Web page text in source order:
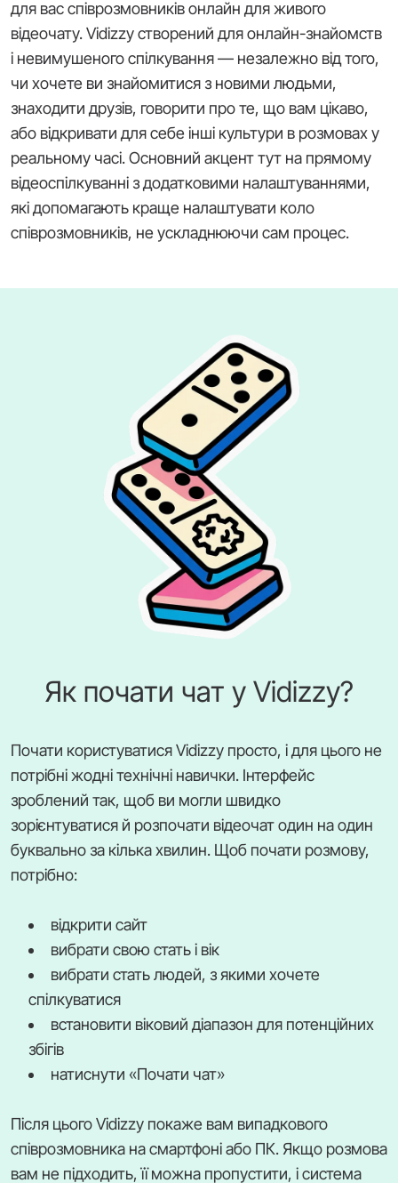
для вас співрозмовників онлайн для живого
відеочату. Vidizzy створений для онлайн-знайомств
і невимушеного спілкування — незалежно від того,
чи хочете ви знайомитися з новими людьми,
знаходити друзів, говорити про те, що вам цікаво,
або відкривати для себе інші культури в розмовах у
реальному часі. Основний акцент тут на прямому
відеоспілкуванні з додатковими налаштуваннями,
які допомагають краще налаштувати коло
співрозмовників, не ускладнюючи сам процес.
Як почати чат у Vidizzy?
Почати користуватися Vidizzy просто, і для цього не
потрібні жодні технічні навички. Інтерфейс
зроблений так, щоб ви могли швидко
зорієнтуватися й розпочати відеочат один на один
буквально за кілька хвилин. Щоб почати розмову,
потрібно:
відкрити сайт
вибрати свою стать і вік
вибрати стать людей, з якими хочете
спілкуватися
встановити віковий діапазон для потенційних
збігів
натиснути «Почати чат»
Після цього Vidizzy покаже вам випадкового
співрозмовника на смартфоні або ПК. Якщо розмова
вам не підходить, її можна пропустити, і система